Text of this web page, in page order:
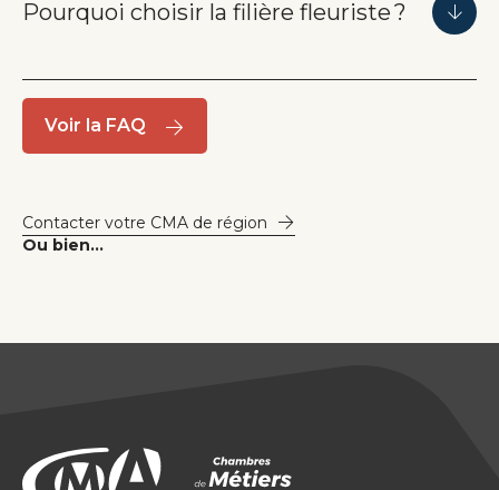
Voir la FAQ
Pourquoi choisir la filière fleuriste ?
Ou bien...
Contacter votre CMA de région